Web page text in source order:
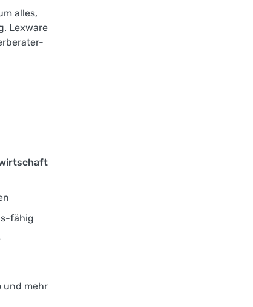
alles,
Lexware
fähig
und mehr